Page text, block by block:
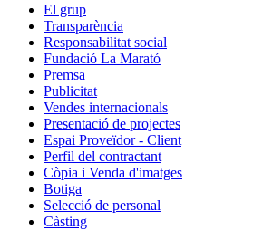
El grup
Transparència
Responsabilitat social
Fundació La Marató
Premsa
Publicitat
Vendes internacionals
Presentació de projectes
Espai Proveïdor - Client
Perfil del contractant
Còpia i Venda d'imatges
Botiga
Selecció de personal
Càsting